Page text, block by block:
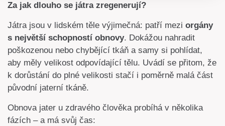
Za jak dlouho se játra zregenerují?
Játra jsou v lidském těle výjimečná: patří mezi orgány
s největší schopností obnovy. Dokážou nahradit
poškozenou nebo chybějící tkáň a samy si pohlídat,
aby měly velikost odpovídající tělu. Uvádí se přitom, že
k dorůstání do plné velikosti stačí i poměrně malá část
původní jaterní tkáně.
Obnova jater u zdravého člověka probíhá v několika
fázích – a má svůj čas: